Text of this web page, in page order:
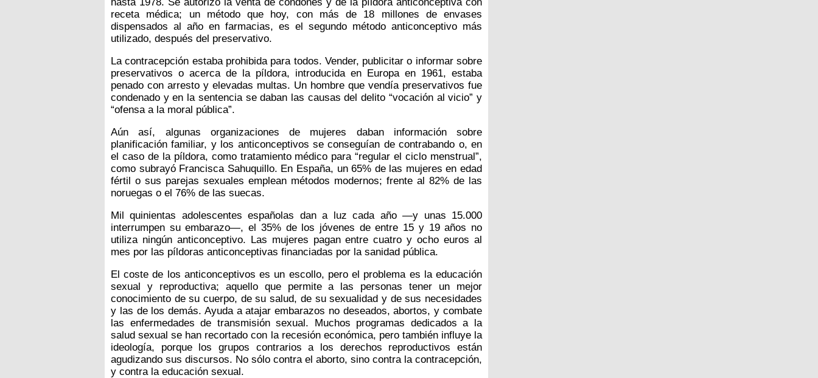
receta médica; un método que hoy, con más de 18 millones de envases
dispensados al año en farmacias, es el segundo método anticonceptivo más
utilizado, después del preservativo.
La contracepción estaba prohibida para todos. Vender, publicitar o informar sobre
preservativos o acerca de la píldora, introducida en Europa en 1961, estaba
penado con arresto y elevadas multas. Un hombre que vendía preservativos fue
condenado y en la sentencia se daban las causas del delito “vocación al vicio” y
“ofensa a la moral pública”.
Aún así, algunas organizaciones de mujeres daban información sobre
planificación familiar, y los anticonceptivos se conseguían de contrabando o, en
el caso de la píldora, como tratamiento médico para “regular el ciclo menstrual”,
como subrayó Francisca Sahuquillo. En España, un 65% de las mujeres en edad
fértil o sus parejas sexuales emplean métodos modernos; frente al 82% de las
noruegas o el 76% de las suecas.
Mil quinientas adolescentes españolas dan a luz cada año —y unas 15.000
interrumpen su embarazo—, el 35% de los jóvenes de entre 15 y 19 años no
utiliza ningún anticonceptivo. Las mujeres pagan entre cuatro y ocho euros al
mes por las píldoras anticonceptivas financiadas por la sanidad pública.
El coste de los anticonceptivos es un escollo, pero el problema es la educación
sexual y reproductiva; aquello que permite a las personas tener un mejor
conocimiento de su cuerpo, de su salud, de su sexualidad y de sus necesidades
y las de los demás. Ayuda a atajar embarazos no deseados, abortos, y combate
las enfermedades de transmisión sexual. Muchos programas dedicados a la
salud sexual se han recortado con la recesión económica, pero también influye la
ideología, porque los grupos contrarios a los derechos reproductivos están
agudizando sus discursos. No sólo contra el aborto, sino contra la contracepción,
y contra la educación sexual.